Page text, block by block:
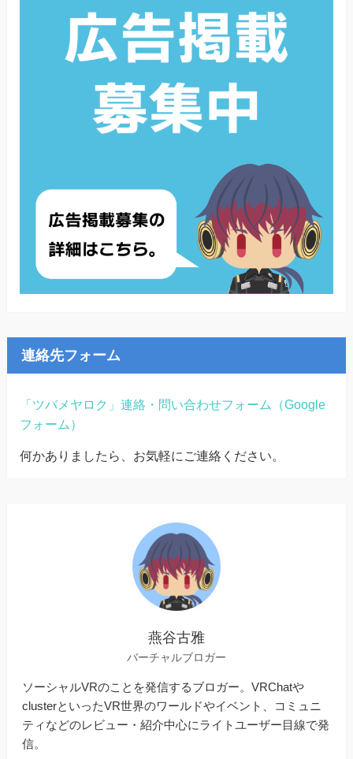
連絡先フォーム
「ツバメヤロク」連絡・問い合わせフォーム（Google
フォーム）
何かありましたら、お気軽にご連絡ください。
燕谷古雅
バーチャルブロガー
ソーシャルVRのことを発信するブロガー。VRChatや
clusterといったVR世界のワールドやイベント、コミュニ
ティなどのレビュー・紹介中心にライトユーザー目線で発
信。